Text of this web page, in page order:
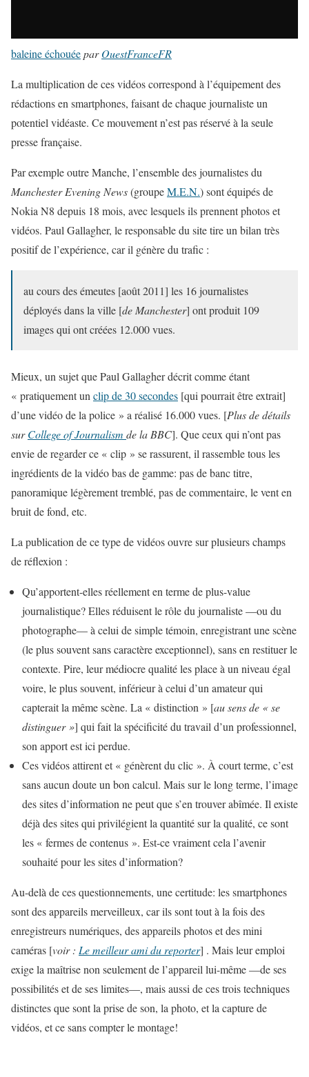
baleine échouéeparOuestFranceFR
La multiplication de ces vidéos correspond à l’équipement des
rédactions en smartphones, faisant de chaque journaliste un
potentiel vidéaste. Ce mouvement n’est pas réservé à la seule
presse française.
Par exemple outre Manche, l’ensemble des journalistes du
Manchester Evening News(groupeM.E.N.) sont équipés de
Nokia N8 depuis 18 mois, avec lesquels ils prennent photos et
vidéos. Paul Gallagher, le responsable du site tire un bilan très
positif de l’expérience, car il génère du trafic :
au cours des émeutes [août 2011] les 16 journalistes
déployés dans la ville [de Manchester] ont produit 109
images qui ont créées 12.000 vues.
Mieux, un sujet que Paul Gallagher décrit comme étant
« pratiquement un clip de 30 secondes [qui pourrait être extrait]
d’une vidéo de la police » a réalisé 16.000 vues. [Plus de détails
surCollege of Journalism de la BBC]. Que ceux qui n’ont pas
envie de regarder ce « clip » se rassurent, il rassemble tous les
ingrédients de la vidéo bas de gamme: pas de banc titre,
panoramique légèrement tremblé, pas de commentaire, le vent en
bruit de fond, etc.
La publication de ce type de vidéos ouvre sur plusieurs champs
de réflexion :
Qu’apportent-elles réellement en terme de plus-value
journalistique? Elles réduisent le rôle du journaliste —ou du
photographe— à celui de simple témoin, enregistrant une scène
(le plus souvent sans caractère exceptionnel), sans en restituer le
contexte. Pire, leur médiocre qualité les place à un niveau égal
voire, le plus souvent, inférieur à celui d’un amateur qui
capterait la même scène. La « distinction » [au sens de « se
distinguer »] qui fait la spécificité du travail d’un professionnel,
son apport est ici perdue.
Ces vidéos attirent et « génèrent du clic ». À court terme, c’est
sans aucun doute un bon calcul. Mais sur le long terme, l’image
des sites d’information ne peut que s’en trouver abîmée. Il existe
déjà des sites qui privilégient la quantité sur la qualité, ce sont
les « fermes de contenus ». Est-ce vraiment cela l’avenir
souhaité pour les sites d’information?
Au-delà de ces questionnements, une certitude: les smartphones
sont des appareils merveilleux, car ils sont tout à la fois des
enregistreurs numériques, des appareils photos et des mini
caméras [voir : Le meilleur ami du reporter] . Mais leur emploi
exige la maîtrise non seulement de l’appareil lui-même —de ses
possibilités et de ses limites—, mais aussi de ces trois techniques
distinctes que sont la prise de son, la photo, et la capture de
vidéos, et ce sans compter le montage!